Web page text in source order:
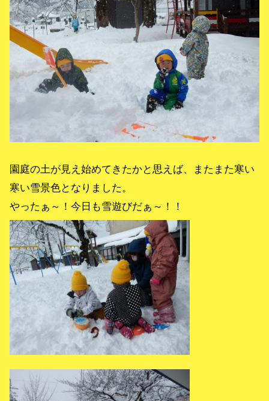
園庭の土が見え始めてきたかと思えば、またまた寒い
寒い雪景色となりました。
やったぁ～！今日も雪遊びだぁ～！！